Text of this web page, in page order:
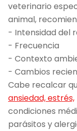
veterinario
animal,
- Intensidad del
- Frecuencia
- Contexto
- Cambios
Cabe recalcar
ansiedad, estrés,
condiciones
parásitos y